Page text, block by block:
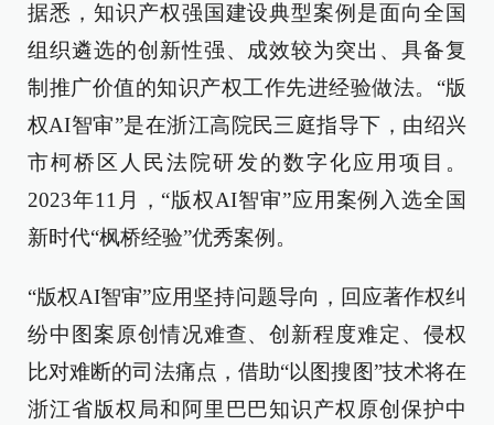
据悉，知识产权强国建设典型案例是面向全国
组织遴选的创新性强、成效较为突出、具备复
制推广价值的知识产权工作先进经验做法。“版
权AI智审”是在浙江高院民三庭指导下，由绍兴
市柯桥区人民法院研发的数字化应用项目。
2023年11月，“版权AI智审”应用案例入选全国
新时代“枫桥经验”优秀案例。
“版权AI智审”应用坚持问题导向，回应著作权纠
纷中图案原创情况难查、创新程度难定、侵权
比对难断的司法痛点，借助“以图搜图”技术将在
浙江省版权局和阿里巴巴知识产权原创保护中